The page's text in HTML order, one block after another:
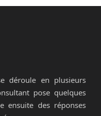
déroule en plusieurs
pose quelques
ensuite des réponses